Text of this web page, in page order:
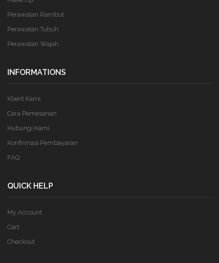
Perawatan Rambut
Perawatan Tubuh
Perawatan Wajah
INFORMATIONS
Klient Kami
Cara Pemesanan
Hubungi Kami
Konfirmasi Pembayaran
FAQ
QUICK HELP
My Account
Cart
Checkout